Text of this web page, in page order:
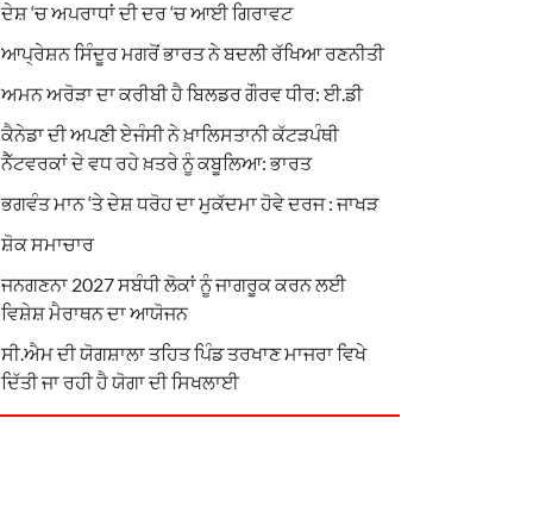
ਦੇਸ਼ ‘ਚ ਅਪਰਾਧਾਂ ਦੀ ਦਰ ‘ਚ ਆਈ ਗਿਰਾਵਟ
ਆਪ੍ਰੇਸ਼ਨ ਸਿੰਦੂਰ ਮਗਰੋਂ ਭਾਰਤ ਨੇ ਬਦਲੀ ਰੱਖਿਆ ਰਣਨੀਤੀ
ਅਮਨ ਅਰੋੜਾ ਦਾ ਕਰੀਬੀ ਹੈ ਬਿਲਡਰ ਗੌਰਵ ਧੀਰ: ਈ.ਡੀ
ਕੈਨੇਡਾ ਦੀ ਅਪਣੀ ਏਜੰਸੀ ਨੇ ਖ਼ਾਲਿਸਤਾਨੀ ਕੱਟੜਪੰਥੀ
ਨੈੱਟਵਰਕਾਂ ਦੇ ਵਧ ਰਹੇ ਖ਼ਤਰੇ ਨੂੰ ਕਬੂਲਿਆ: ਭਾਰਤ
ਭਗਵੰਤ ਮਾਨ ‘ਤੇ ਦੇਸ਼ ਧਰੋਹ ਦਾ ਮੁਕੱਦਮਾ ਹੋਵੇ ਦਰਜ : ਜਾਖੜ
ਸ਼ੋਕ ਸਮਾਚਾਰ
ਜਨਗਣਨਾ 2027 ਸਬੰਧੀ ਲੋਕਾਂ ਨੂੰ ਜਾਗਰੂਕ ਕਰਨ ਲਈ
ਵਿਸ਼ੇਸ਼ ਮੈਰਾਥਨ ਦਾ ਆਯੋਜਨ
ਸੀ.ਐਮ ਦੀ ਯੋਗਸ਼ਾਲਾ ਤਹਿਤ ਪਿੰਡ ਤਰਖਾਣ ਮਾਜਰਾ ਵਿਖੇ
ਦਿੱਤੀ ਜਾ ਰਹੀ ਹੈ ਯੋਗਾ ਦੀ ਸਿਖਲਾਈ